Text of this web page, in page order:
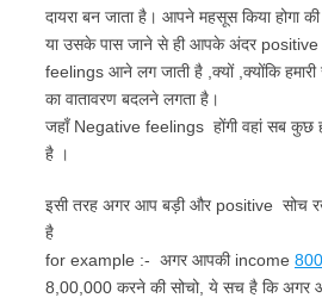
दायरा बन जाता है। आपने महसूस किया होगा
या उसके पास जाने से ही आपके अंदर
feelings आने लग जाती है ,क्यों ,क्योंकि
का वातावरण बदलने लगता है।
जहाँ Negative feelings होंगी वहां सब कुछ
है ।
इसी तरह अगर आप बड़ी और positive सोच
है
for example :- अगर आपकी income
8,00,000 करने की सोचो, ये सच है कि अगर